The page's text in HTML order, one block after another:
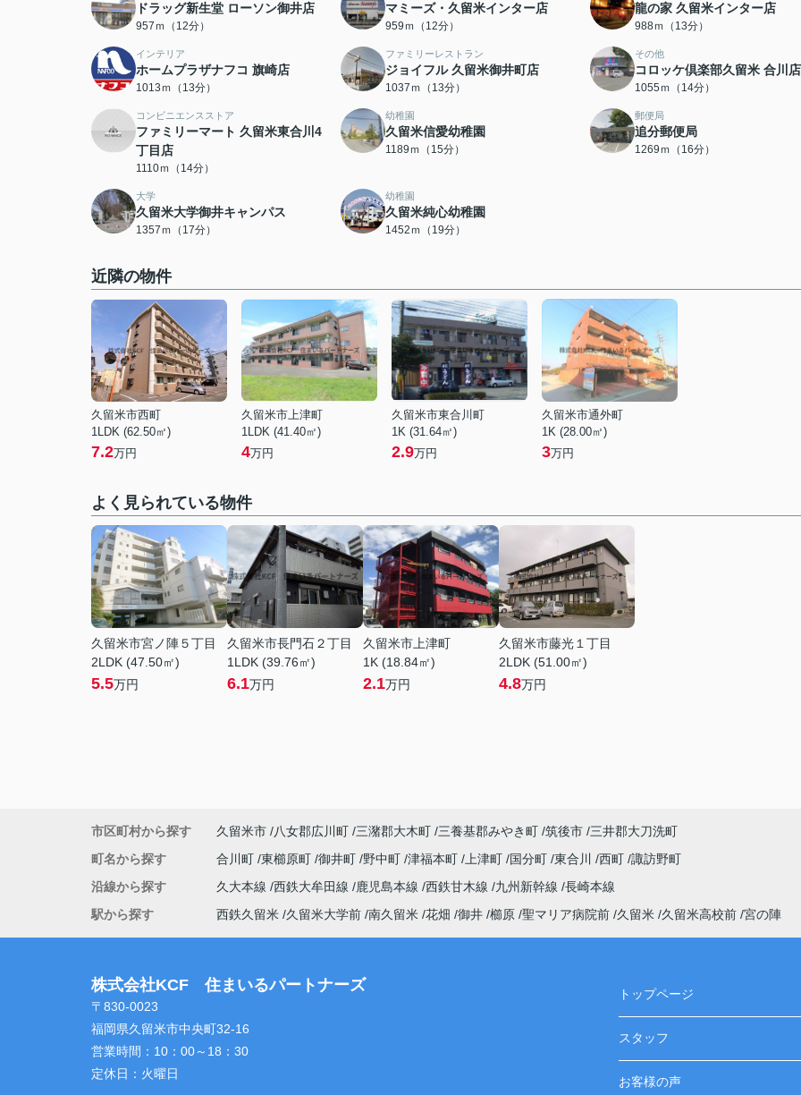
ドラッグ新生堂 ローソン御井店
957ｍ（12分）
マミーズ・久留米インター店
959ｍ（12分）
龍の家 久留米インター店
988ｍ（13分）
インテリア
ホームプラザナフコ 旗崎店
1013ｍ（13分）
ファミリーレストラン
ジョイフル 久留米御井町店
1037ｍ（13分）
その他
コロッケ倶楽部久留米 合川店
1055ｍ（14分）
コンビニエンスストア
ファミリーマート 久留米東合川4
丁目店
1110ｍ（14分）
幼稚園
久留米信愛幼稚園
1189ｍ（15分）
郵便局
追分郵便局
1269ｍ（16分）
大学
久留米大学御井キャンパス
1357ｍ（17分）
幼稚園
久留米純心幼稚園
1452ｍ（19分）
近隣の物件
久留米市西町
1LDK (62.50㎡)
7.2万円
久留米市上津町
1LDK (41.40㎡)
4万円
久留米市東合川町
1K (31.64㎡)
2.9万円
久留米市通外町
1K (28.00㎡)
3万円
よく見られている物件
久留米市宮ノ陣５丁目
2LDK (47.50㎡)
5.5万円
久留米市長門石２丁目
1LDK (39.76㎡)
6.1万円
久留米市上津町
1K (18.84㎡)
2.1万円
久留米市藤光１丁目
2LDK (51.00㎡)
4.8万円
市区町村から探す 久留米市 八女郡広川町 三潴郡大木町 三養基郡みやき町 筑後市 三井郡大刀洗町
町名から探す
合川町 東櫛原町 御井町 野中町 津福本町 上津町 国分町 東合川 西町 諏訪野町
沿線から探す
久大本線 西鉄大牟田線 鹿児島本線 西鉄甘木線 九州新幹線 長崎本線
駅から探す
西鉄久留米 久留米大学前 南久留米 花畑 御井 櫛原 聖マリア病院前 久留米 久留米高校前 宮の陣
株式会社KCF 住まいるパートナーズ
〒830-0023
福岡県久留米市中央町32-16
営業時間： 10：00～18：30
定休日： 火曜日
トップページ
スタッフ
お客様の声